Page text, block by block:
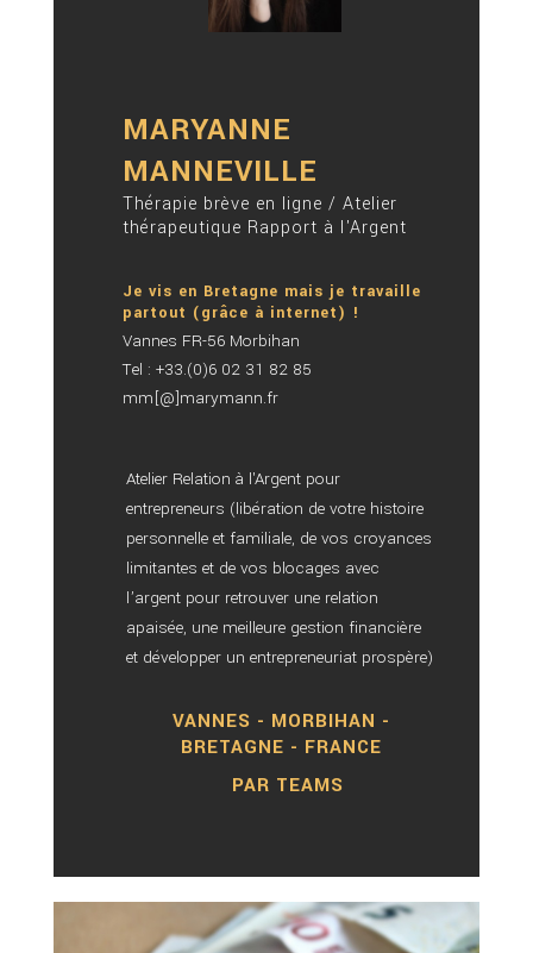
MARYANNE
MANNEVILLE
Thérapie brève en ligne / Atelier
thérapeutique Rapport à l'Argent
Je vis en Bretagne mais je travaille
partout (grâce à internet) !
Vannes FR-56 Morbihan
Tel : +33.(0)6 02 31 82 85
mm[@]marymann.fr
Atelier Relation à l'Argent pour
entrepreneurs (libération de votre histoire
personnelle et familiale, de vos croyances
limitantes et de vos blocages avec
l’argent pour retrouver une relation
apaisée, une meilleure gestion financière
et développer un entrepreneuriat prospère)
VANNES - MORBIHAN -
BRETAGNE - FRANCE
PAR TEAMS